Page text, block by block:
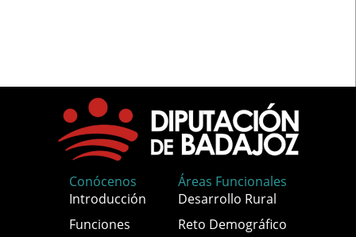
Conócenos
Introducción
Funciones
Áreas Funcionales
Desarrollo Rural
Reto Demográfico